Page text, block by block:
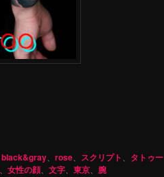
black&gray rose スクリプト
タトゥー
女性の顔、 文字 東京 腕